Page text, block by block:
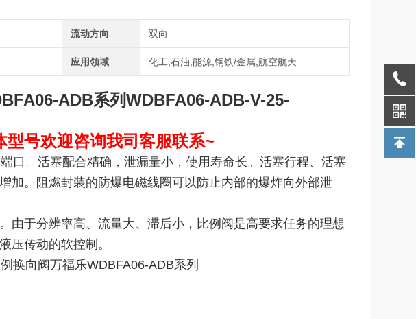
流动方向 双向
应用领域 化工,石油,能源,钢铁/金属,航空航天
ADB系列WDBFA06-ADB-V-25-
号欢迎咨询我司客服联系~
口。活塞配合精确，泄漏量小，使用寿命长。活塞行程、活塞
加。阻燃封装的防爆电磁线圈可以防止内部的爆炸向外部泄
由于分辨率高、流量大、滞后小，比例阀是高要求任务的理想
压传动的软控制。